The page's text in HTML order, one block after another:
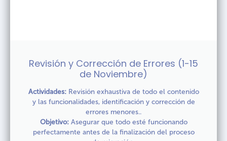
Revisión y Corrección de Errores (1-15
de Noviembre)
Actividades: Revisión exhaustiva de todo el contenido
y las funcionalidades, identificación y corrección de
errores menores..
Objetivo:Asegurar que todo esté funcionando
perfectamente antes de la finalización del proceso